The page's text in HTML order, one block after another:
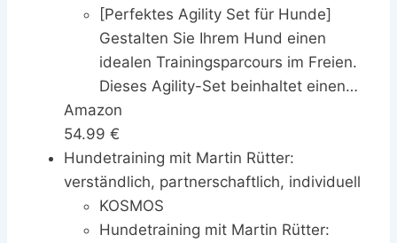
[Perfektes Agility Set für Hunde]
Gestalten Sie Ihrem Hund einen
idealen Trainingsparcours im Freien.
Dieses Agility-Set beinhaltet einen
Tunnel, eine Hürde, einen Sprungring,
8 Slalomstangen, eine quadratische
Pausebox, einen Ball, eine Pfeife
sowie eine praktische Tragetasche.
Perfekt für das Training
Amazon
54.99 €
Hundetraining mit Martin Rütter:
verständlich, partnerschaftlich, individuell
KOSMOS
Hundetraining mit Martin Rütter: